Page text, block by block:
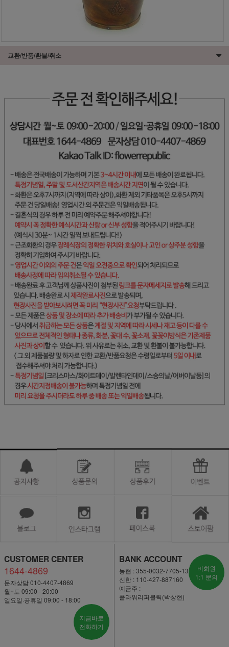
교환/반품/환불/취소
CUSTOMER CENTER
1644-4869
문자상담 010-4407-4869
월~토 09:00 - 20:00
일요일·공휴일 09:00 - 18:00
지금바로
전화하기
BANK ACCOUNT
농협 : 355-0032-7705-13
신한 : 110-427-887160
예금주 :
플라워리퍼블릭(박상현)
비회원
1:1 문의